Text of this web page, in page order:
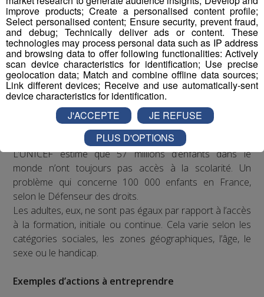
L’UNICEF estime que 57 millions d’enfants dans le
monde n’ont toujours pas accès à la scolarité. Un
problème qui concerne 100 000 enfants en France,
selon le Défenseur des droits.
Les adultes, eux, ne sont pas égaux par rapport à l’accès
à la formation, initiale ou continue. Cela varie selon les
catégories sociales, les zones géographiques, l’âge, le
sexe ou le handicap.
Exemples d’actions à entreprendre
improve products; Create a personalised content profile;
Select personalised content; Ensure security, prevent fraud,
and debug; Technically deliver ads or content. These
technologies may process personal data such as IP address
and browsing data to offer following functionalities: Actively
scan device characteristics for identification; Use precise
geolocation data; Match and combine offline data sources;
Link different devices; Receive and use automatically-sent
device characteristics for identification.
J'ACCEPTE
JE REFUSE
PLUS D'OPTIONS